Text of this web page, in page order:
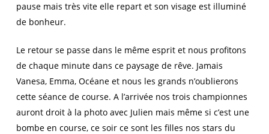
pause mais très vite elle repart et son visage est illuminé
de bonheur.
Le retour se passe dans le même esprit et nous profitons
de chaque minute dans ce paysage de rêve. Jamais
Vanesa, Emma, Océane et nous les grands n’oublierons
cette séance de course. A l’arrivée nos trois championnes
auront droit à la photo avec Julien mais même si c’est une
bombe en course, ce soir ce sont les filles nos stars du